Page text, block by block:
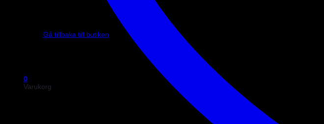
Inga produkter i varukorgen.
Gå tillbaka till butiken
0
Varukorg